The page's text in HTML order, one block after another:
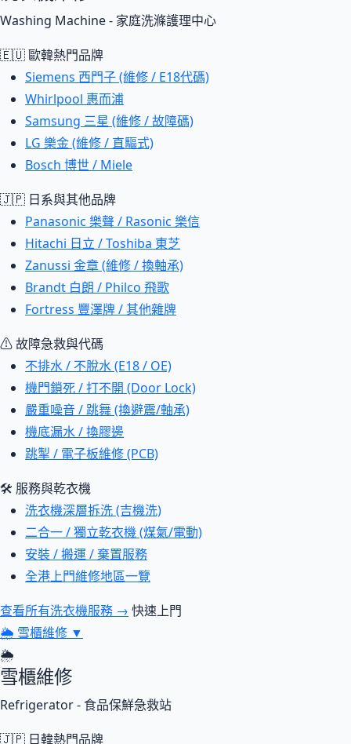
Washing Machine - 家庭洗滌護理中心
🇪🇺 歐韓熱門品牌
Siemens 西門子 (維修 / E18代碼)
Whirlpool 惠而浦
Samsung 三星 (維修 / 故障碼)
LG 樂金 (維修 / 直驅式)
Bosch 博世 / Miele
🇯🇵 日系與其他品牌
Panasonic 樂聲 / Rasonic 樂信
Hitachi 日立 / Toshiba 東芝
Zanussi 金章 (維修 / 換軸承)
Brandt 白朗 / Philco 飛歌
Fortress 豐澤牌 / 其他雜牌
⚠ 故障急救與代碼
不排水 / 不脫水 (E18 / OE)
機門鎖死 / 打不開 (Door Lock)
嚴重噪音 / 跳舞 (換避震/軸承)
機底漏水 / 換膠邊
跳掣 / 電子板維修 (PCB)
🛠 服務與乾衣機
洗衣機深層拆洗 (吉機洗)
二合一 / 獨立乾衣機 (煤氣/電動)
安裝 / 搬運 / 棄置服務
全港上門維修地區一覽
查看所有洗衣機服務 → 快速上門
🌦 雪櫃維修 ▼
🌦
雪櫃維修
Refrigerator - 食品保鮮急救站
🇯🇵 日韓熱門品牌